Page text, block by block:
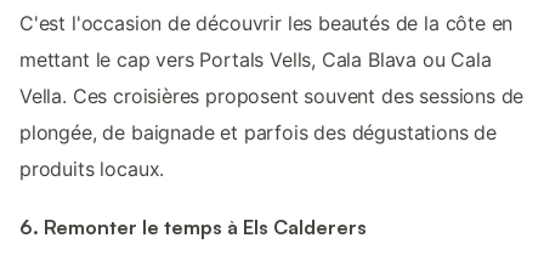
C'est l'occasion de découvrir les beautés de la côte en
mettant le cap vers Portals Vells, Cala Blava ou Cala
Vella. Ces croisières proposent souvent des sessions de
plongée, de baignade et parfois des dégustations de
produits locaux.
6. Remonter le temps à Els Calderers